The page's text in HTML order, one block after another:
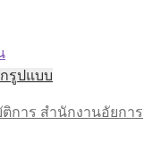
กรูปแบบ
product
has
multiple